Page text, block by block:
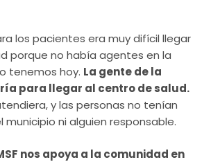
los pacientes era muy difícil llegar
porque no había agentes en la
tenemos hoy. La gente de la
para llegar al centro de salud.
y las personas no tenían
municipio ni alguien responsable.
nos apoya a la comunidad en